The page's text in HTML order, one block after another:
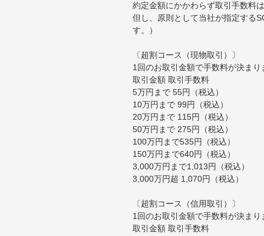
約定金額にかかわらず取引手数料
但し、原則として当社が指定する
す。）
〔超割コース（現物取引）〕
1回のお取引金額で手数料が決まり
取引金額 取引手数料
5万円まで 55円（税込）
10万円まで 99円（税込）
20万円まで 115円（税込）
50万円まで 275円（税込）
100万円まで535円（税込）
150万円まで640円（税込）
3,000万円まで1,013円（税込）
3,000万円超 1,070円（税込）
〔超割コース（信用取引）〕
1回のお取引金額で手数料が決まり
取引金額 取引手数料